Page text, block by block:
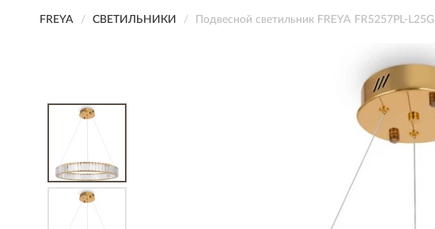
FREYA СВЕТИЛЬНИКИ Подвесной светильник FREYA FR5257PL-L25G